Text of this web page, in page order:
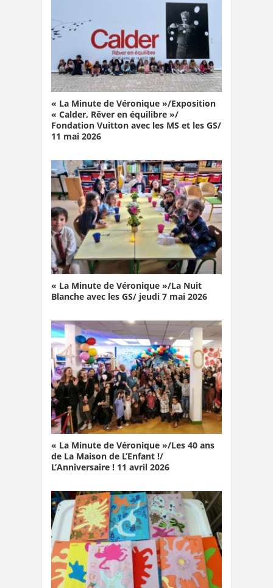
« La Minute de Véronique »/Exposition
« Calder, Rêver en équilibre »/
Fondation Vuitton avec les MS et les GS/
11 mai 2026
« La Minute de Véronique »/La Nuit
Blanche avec les GS/ jeudi 7 mai 2026
« La Minute de Véronique »/Les 40 ans
de La Maison de L’Enfant !/
L’Anniversaire ! 11 avril 2026